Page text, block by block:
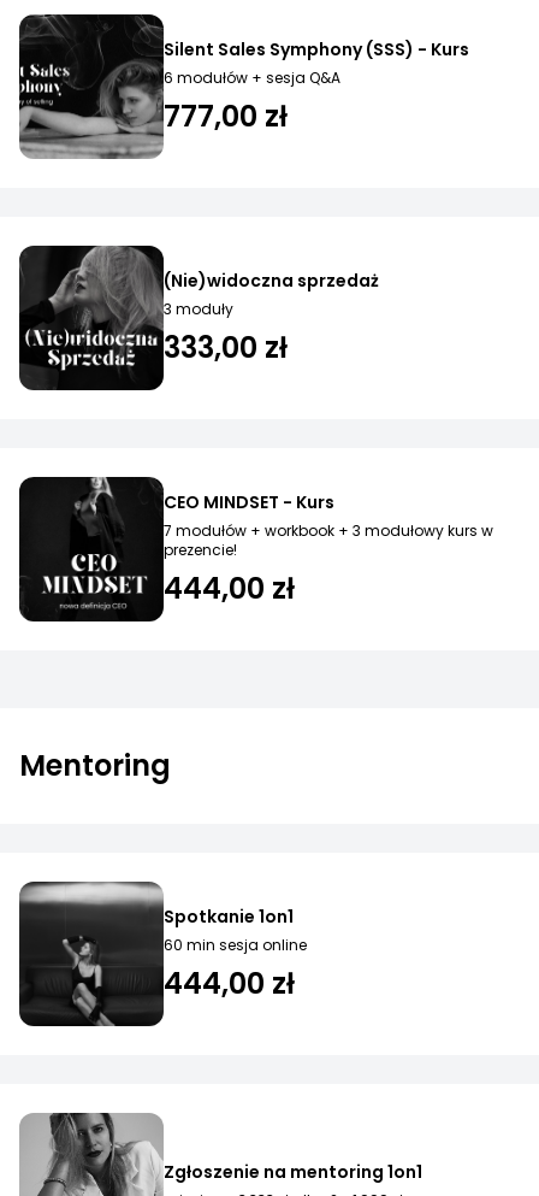
Silent Sales Symphony (SSS) - Kurs
6 modułów + sesja Q&A
777,00 zł
(Nie)widoczna sprzedaż
3 moduły
333,00 zł
CEO MINDSET - Kurs
7 modułów + workbook + 3 modułowy kurs w
prezencie!
444,00 zł
Mentoring
Spotkanie 1on1
60 min sesja online
444,00 zł
Zgłoszenie na mentoring 1on1